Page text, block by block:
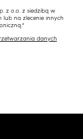
z o.o. z siedzibą w
lub na zlecenie innych
danych